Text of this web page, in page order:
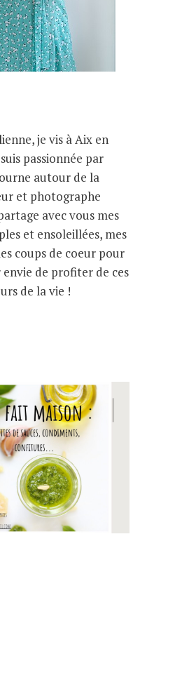
je vis à Aix en
passionnée par
autour de la
et photographe
avec vous mes
et ensoleillées, mes
coups de coeur pour
de profiter de ces
de la vie !